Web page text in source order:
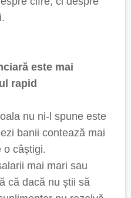
este mai
rapid
nu ni-l spune este
banii contează mai
o câștigi.
mai mari sau
că dacă nu știi să